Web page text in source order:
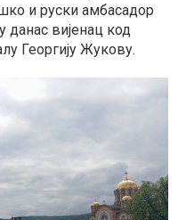
и руски амбасадор
данас вијенац код
Георгију Жукову.